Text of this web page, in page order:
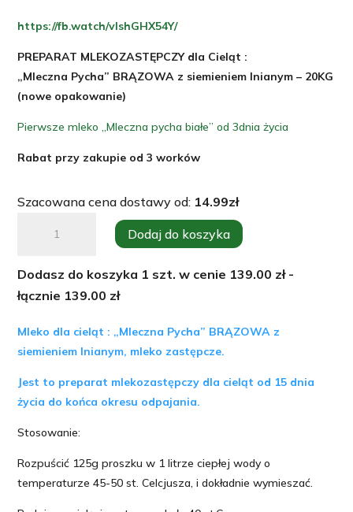
https://fb.watch/vIshGHX54Y/
PREPARAT MLEKOZASTĘPCZY dla Cieląt :
„Mleczna Pycha” BRĄZOWA z siemieniem lnianym – 20KG
(nowe opakowanie)
Pierwsze mleko „Mleczna pycha białe” od 3dnia życia
Rabat przy zakupie od 3 worków
Szacowana cena dostawy od: 14.99zł
brązowe
MLECZNA
PYCHA
/z
siemieniem
lnianym/
Dodaj do koszyka
Dodasz do koszyka 1 szt. w cenie 139.00 zł -
łącznie 139.00 zł
Mleko dla cieląt : „Mleczna Pycha” BRĄZOWA z
siemieniem lnianym, mleko zastępcze.
Jest to preparat mlekozastępczy dla cieląt od 15 dnia
życia do końca okresu odpajania.
Stosowanie:
Rozpuścić 125g proszku w 1 litrze ciepłej wody o
temperaturze 45-50 st. Celcjusza, i dokładnie wymieszać.